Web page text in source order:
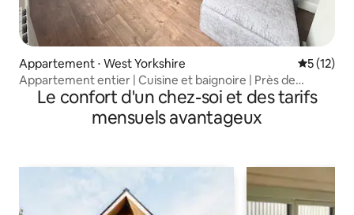
Appartement ⋅ West Yorkshire
5 (12)
Appartement entier | Cuisine et baignoire | Près de
Haworth
Le confort d'un chez-soi et des tarifs
mensuels avantageux